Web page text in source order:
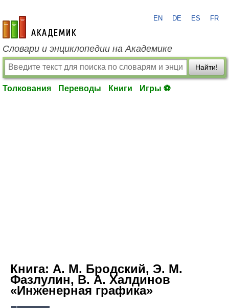
academic.ru
EN DE ES FR
Словари и энциклопедии на Академике
Найти!
Толкования Переводы Книги Игры ⚽
Книга: А. М. Бродский, Э. М.
Фазлулин, В. А. Халдинов
«Инженерная графика»